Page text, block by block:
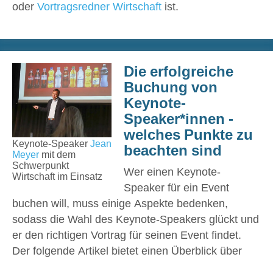
oder Vortragsredner Wirtschaft ist.
Keynote-Speaker Jean
Meyer mit dem
Schwerpunkt
Wirtschaft im Einsatz
Die erfolgreiche
Buchung von
Keynote-
Speaker*innen -
welches Punkte zu
beachten sind
Wer einen Keynote-
Speaker für ein Event
buchen will, muss einige Aspekte bedenken,
sodass die Wahl des Keynote-Speakers glückt und
er den richtigen Vortrag für seinen Event findet.
Der folgende Artikel bietet einen Überblick über